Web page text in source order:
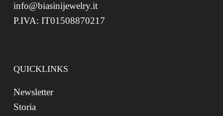
info@biasinijewelry.it
P.IVA: IT01508870217
QUICKLINKS
Newsletter
Storia